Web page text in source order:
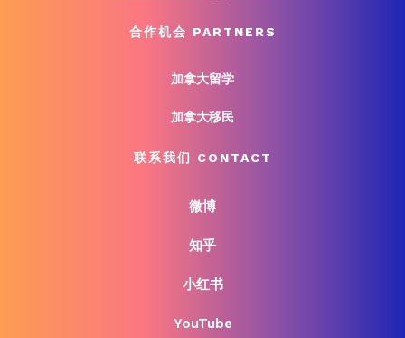
合作机会 PARTNERS
加拿大留学
加拿大移民
联系我们 CONTACT
微博
知乎
小红书
YouTube